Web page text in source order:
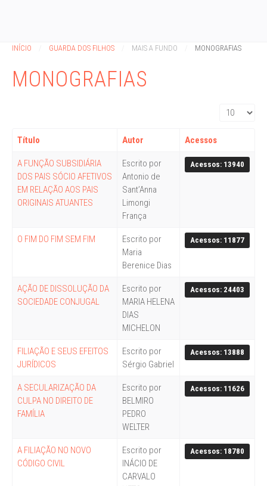
INÍCIO GUARDA DOS FILHOS MAIS A FUNDO MONOGRAFIAS
MONOGRAFIAS
Exibir #
Título Autor Acessos
A FUNÇÃO SUBSIDIÁRIA
DOS PAIS SÓCIO AFETIVOS
EM RELAÇÃO AOS PAIS
ORIGINAIS ATUANTES
Escrito por
Antonio de
Sant’Anna
Limongi
França
Acessos: 13940
O FIM DO FIM SEM FIM
Escrito por
Maria
Berenice Dias
Acessos: 11877
AÇÃO DE DISSOLUÇÃO DA
SOCIEDADE CONJUGAL
Escrito por
MARIA HELENA
DIAS
MICHELON
Acessos: 24403
FILIAÇÃO E SEUS EFEITOS
JURÍDICOS
Escrito por
Sérgio Gabriel
Acessos: 13888
A SECULARIZAÇÃO DA
CULPA NO DIREITO DE
FAMÍLIA
Escrito por
BELMIRO
PEDRO
WELTER
Acessos: 11626
A FILIAÇÃO NO NOVO
CÓDIGO CIVIL
Escrito por
INÁCIO DE
CARVALO
Acessos: 18780